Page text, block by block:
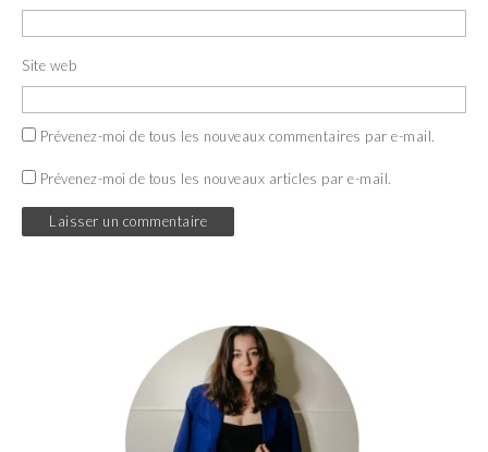
Site web
Prévenez-moi de tous les nouveaux commentaires par e-mail.
Prévenez-moi de tous les nouveaux articles par e-mail.